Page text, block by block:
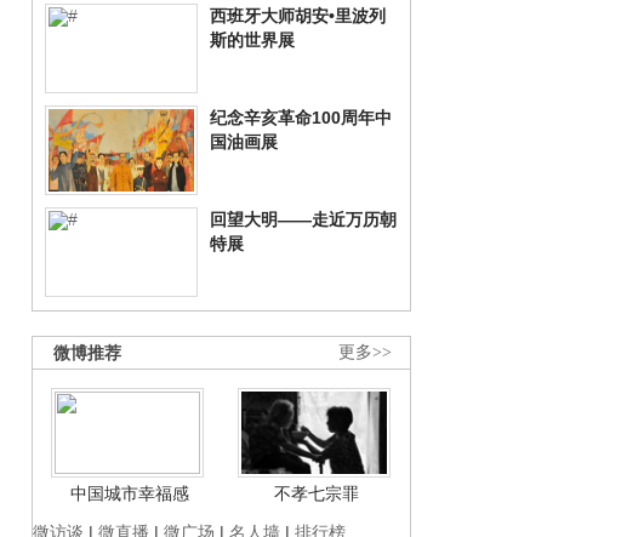
西班牙大师胡安•里波列
斯的世界展
纪念辛亥革命100周年中
国油画展
回望大明——走近万历朝
特展
更多>>
微博推荐
中国城市幸福感
不孝七宗罪
微访谈 | 微直播 | 微广场 | 名人墙 | 排行榜